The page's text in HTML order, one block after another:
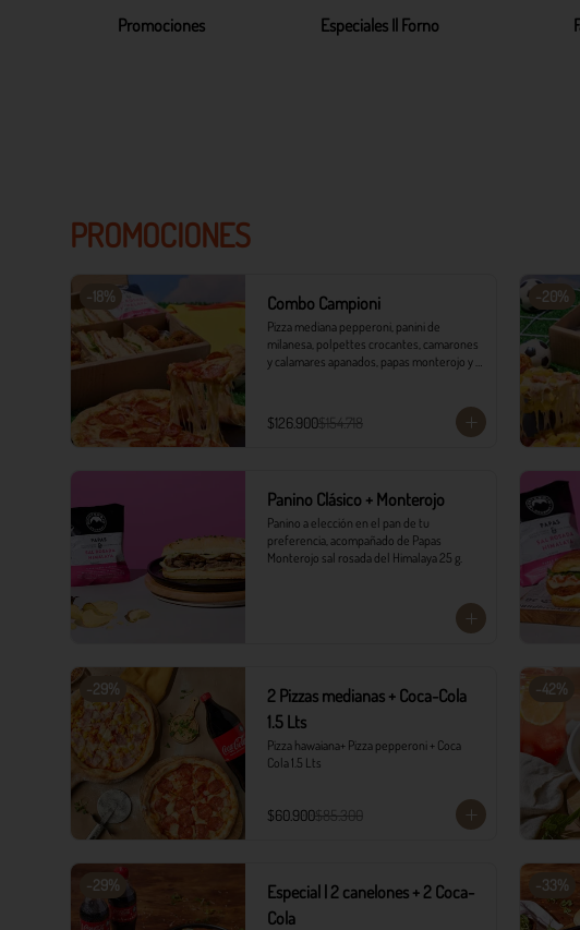
Promociones Especiales Il Forno
PROMOCIONES
-18% Combo Campioni
Pizza mediana pepperoni, panini de
milanesa, polpettes crocantes, camarones
y calamares apanados, papas monterojo y
$126.900$154.718
-20%
Panino Clásico + Monterojo
Panino a elección en el pan de tu
preferencia, acompañado de Papas
Monterojo sal rosada del Himalaya 25 g.
-29%
2 Pizzas medianas + Coca-Cola
1.5 Lts
Pizza hawaiana+ Pizza pepperoni + Coca
Cola 1.5 Lts
$60.900$85.300
-42%
-29%
Especial | 2 canelones + 2 Coca-
Cola
-33%